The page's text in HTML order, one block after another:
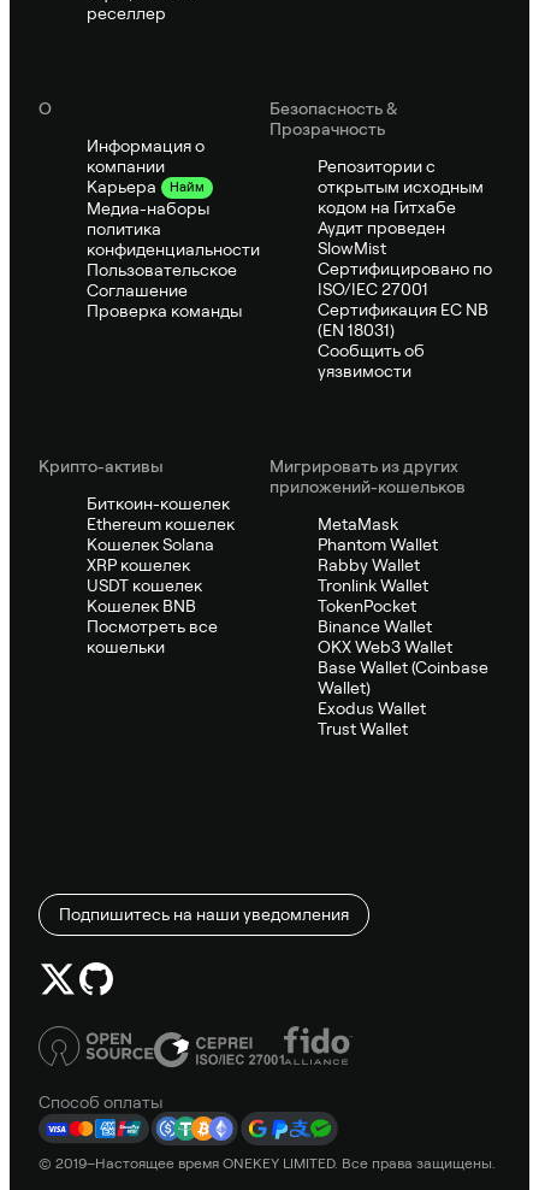
реселлер
О
Информация о
компании
Карьера
Найм
Медиа-наборы
политика
конфиденциальности
Пользовательское
Соглашение
Проверка команды
Безопасность &
Прозрачность
Репозитории с
открытым исходным
кодом на Гитхабе
Аудит проведен
SlowMist
Сертифицировано по
ISO/IEC 27001
Сертификация ЕС NB
(EN 18031)
Сообщить об
уязвимости
Крипто-активы
Биткоин-кошелек
Ethereum кошелек
Кошелек Solana
XRP кошелек
USDT кошелек
Кошелек BNB
Посмотреть все
кошельки
Мигрировать из других
приложений-кошельков
MetaMask
Phantom Wallet
Rabby Wallet
Tronlink Wallet
TokenPocket
Binance Wallet
OKX Web3 Wallet
Base Wallet (Coinbase
Wallet)
Exodus Wallet
Trust Wallet
Подпишитесь на наши уведомления
Способ оплаты
© 2019–Настоящее время ONEKEY LIMITED. Все права защищены.